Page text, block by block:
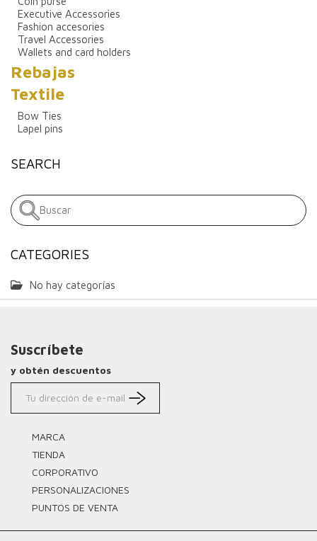
Executive Accessories
Fashion accesories
Travel Accessories
Wallets and card holders
Rebajas
Textile
Bow Ties
Lapel pins
SEARCH
CATEGORIES
No hay categorías
Suscríbete
y obtén descuentos
MARCA
TIENDA
CORPORATIVO
PERSONALIZACIONES
PUNTOS DE VENTA